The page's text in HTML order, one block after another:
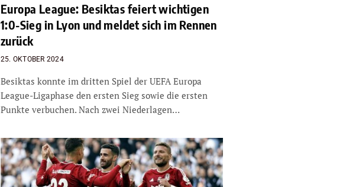
Europa League: Besiktas feiert wichtigen
1:0-Sieg in Lyon und meldet sich im Rennen
zurück
25. OKTOBER 2024
Besiktas konnte im dritten Spiel der UEFA Europa
League-Ligaphase den ersten Sieg sowie die ersten
Punkte verbuchen. Nach zwei Niederlagen…